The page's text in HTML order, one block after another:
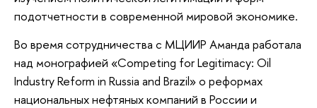
подотчетности в современной мировой экономике.
Во время сотрудничества с МЦИИР Аманда работала
над монографией «Competing for Legitimacy: Oil
Industry Reform in Russia and Brazil» о реформах
национальных нефтяных компаний в России и